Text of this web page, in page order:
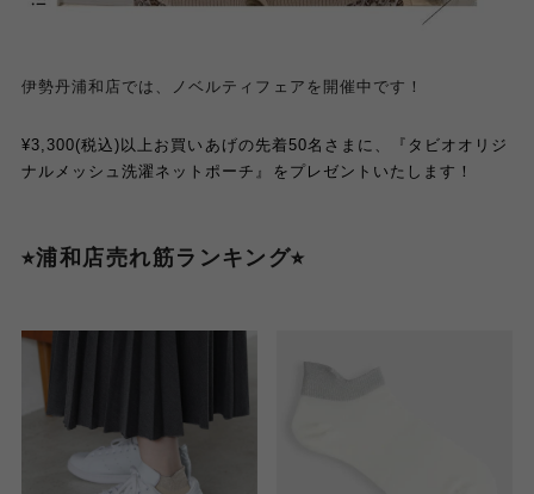
伊勢丹浦和店では、ノベルティフェアを開催中です！
¥3,300(税込)以上お買いあげの先着50名さまに、『タビオオリジ
ナルメッシュ洗濯ネットポーチ』をプレゼントいたします！
⭐︎浦和店売れ筋ランキング⭐︎